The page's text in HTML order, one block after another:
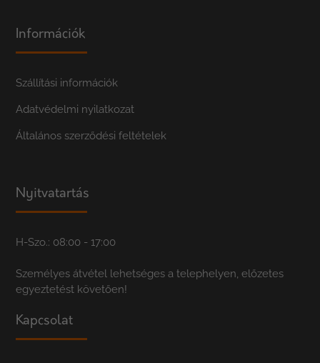
Információk
Szállítási információk
Adatvédelmi nyilatkozat
Általános szerződési feltételek
Nyitvatartás
H-Szo.: 08:00 - 17:00
Személyes átvétel lehetséges a telephelyen, előzetes
egyeztetést követően!
Kapcsolat